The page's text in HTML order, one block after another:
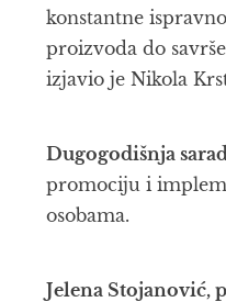
konstantne
proizvoda do
izjavio je Nikola
Dugogodišnja
promociju i
osobama.
Jelena Stojanović,